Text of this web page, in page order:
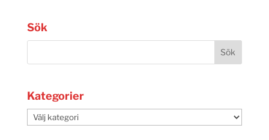
Sök
Kategorier
Kategorier